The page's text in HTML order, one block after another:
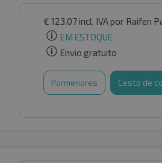
€ 123.07incl. IVApor Raifen
EM ESTOQUE
Envio gratuito
Pormenores Cesto de